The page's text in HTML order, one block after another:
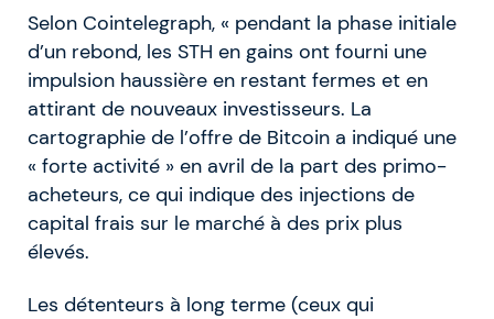
Selon Cointelegraph, « pendant la phase initiale
d’un rebond, les STH en gains ont fourni une
impulsion haussière en restant fermes et en
attirant de nouveaux investisseurs. La
cartographie de l’offre de Bitcoin a indiqué une
« forte activité » en avril de la part des primo-
acheteurs, ce qui indique des injections de
capital frais sur le marché à des prix plus
élevés.
Les détenteurs à long terme (ceux qui